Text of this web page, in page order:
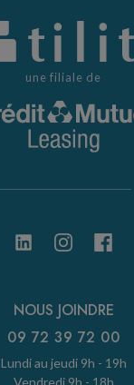
une filiale de
NOUS JOINDRE
09 72 39 72 00
Lundi au jeudi 9h - 19h
Vendredi 9h - 18h